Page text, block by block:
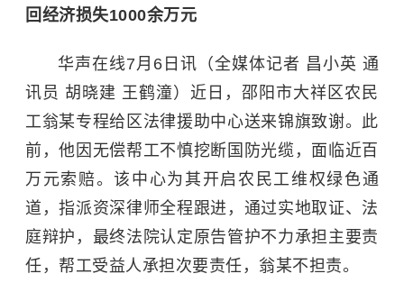
回经济损失1000余万元
华声在线7月6日讯（全媒体记者 昌小英 通
讯员 胡晓建 王鹤潼）近日，邵阳市大祥区农民
工翁某专程给区法律援助中心送来锦旗致谢。此
前，他因无偿帮工不慎挖断国防光缆，面临近百
万元索赔。该中心为其开启农民工维权绿色通
道，指派资深律师全程跟进，通过实地取证、法
庭辩护，最终法院认定原告管护不力承担主要责
任，帮工受益人承担次要责任，翁某不担责。